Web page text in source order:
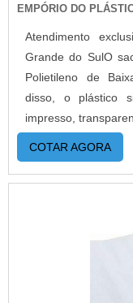
EMPÓRIO DO
Atendimento
Grande do SulO
Polietileno de
disso, o plástico
impresso,
é confeccionado
soldas e
RELEVANTES
rasgo e ruptura.
COTAR AGORA